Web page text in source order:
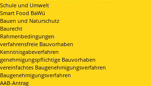
Schule und Umwelt
Smart Food BaWü
Bauen und Naturschutz
Baurecht
Rahmenbedingungen
verfahrensfreie Bauvorhaben
Kenntnisgabeverfahren
genehmigungspflichtige Bauvorhaben
vereinfachtes Baugenehmigungsverfahren
Baugenehmigungsverfahren
AAB-Antrag